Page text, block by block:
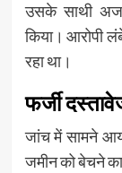
उसके साथी
किया। आरोपी
रहा था।
फर्जी
जांच में सामने
जमीन को बेचने का